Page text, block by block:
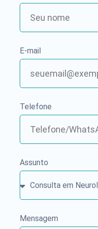
E-mail
Telefone
Assunto
Mensagem